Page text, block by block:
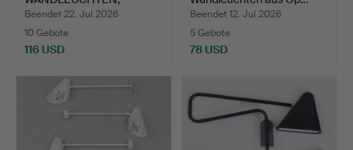
patiniertes Messing…
Beendet 22. Jul 2026
10 Gebote
116 USD
Beendet 12. Jul 2026
5 Gebote
78 USD